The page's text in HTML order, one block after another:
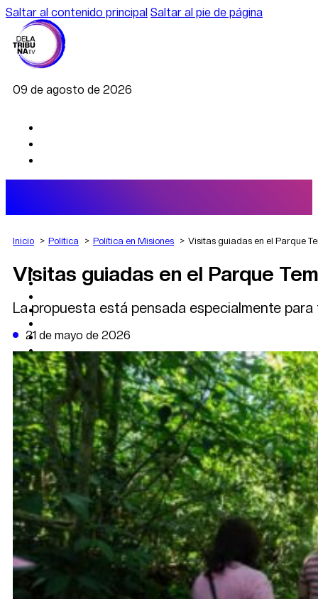
Saltar al contenido principal Saltar al pie de página
09 de agosto de 2026
AGRO
DEPORTES
POLÍTICA
DATA FIRME
DE LA TRIBUNA TV
Inicio Política Política en Misiones Visitas guiadas en el Parque
Visitas guiadas en el Parque
La propuesta está pensada especialmente
21 de mayo de 2026